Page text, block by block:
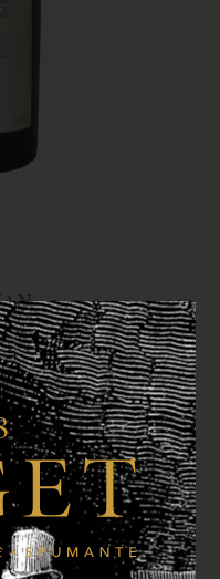
/ BAGNOLI FRIULARO